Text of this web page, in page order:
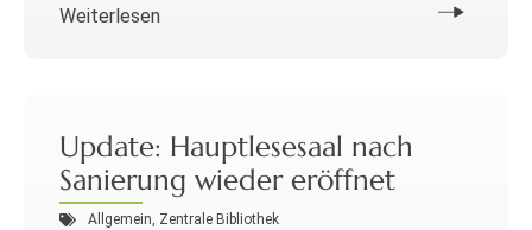
Weiterlesen
Update: Hauptlesesaal nach
Sanierung wieder eröffnet
Allgemein, Zentrale Bibliothek